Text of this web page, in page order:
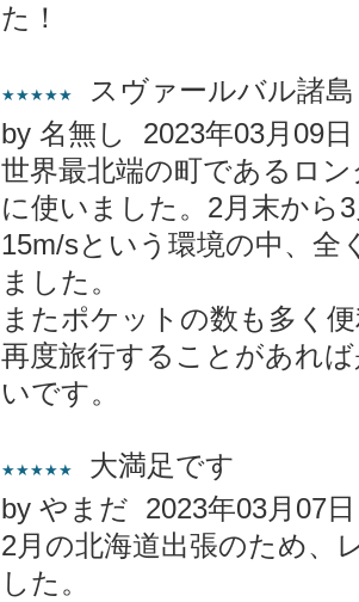
た！
★★★★★
スヴァールバル諸島
by 名無し 2023年03月09日
世界最北端の町であるロ
に使いました。2月末から
15m/sという環境の中、全
ました。
またポケットの数も多く
再度旅行することがあれ
いです。
★★★★★
大満足です
by やまだ 2023年03月07日
2月の北海道出張のため、
した。